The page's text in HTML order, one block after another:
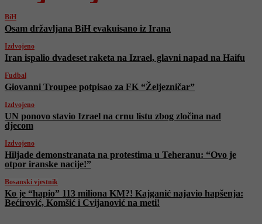
BiH
Osam državljana BiH evakuisano iz Irana
Izdvojeno
Iran ispalio dvadeset raketa na Izrael, glavni napad na Haifu
Fudbal
Giovanni Troupee potpisao za FK “Željezničar”
Izdvojeno
UN ponovo stavio Izrael na crnu listu zbog zločina nad
djecom
Izdvojeno
Hiljade demonstranata na protestima u Teheranu: “Ovo je
otpor iranske nacije!”
Bosanski vjestnik
Ko je “hapio” 113 miliona KM?! Kajganić najavio hapšenja:
Bećirović, Komšić i Cvijanović na meti!